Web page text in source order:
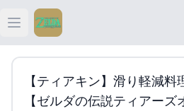
Open main menu
ティアキン
ティアキン
【ティアキン】滑り軽減
【ゼルダの伝説ティアーズ